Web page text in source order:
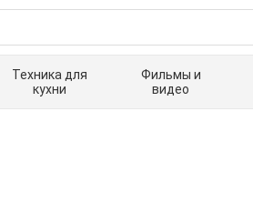
Техника для
кухни
Фильмы и
видео